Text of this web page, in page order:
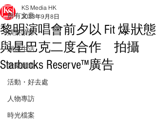
所有文章
娛樂頭條
潮流生活
音樂頻道
活動・好去處
人物專訪
時光檔案
黎明演唱會前夕以 Fit 爆狀態
與星巴克二度合作 拍攝
Starbucks Reserve™廣告
KS Media HK
2023年9月8日